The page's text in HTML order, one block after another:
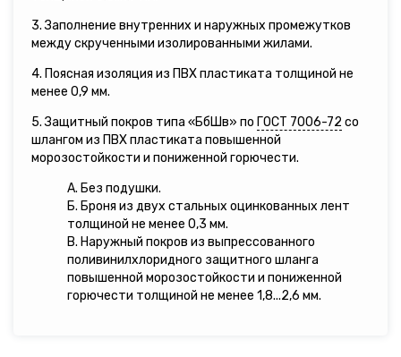
3. Заполнение внутренних и наружных промежутков
между скрученными изолированными жилами.
4. Поясная изоляция из ПВХ пластиката толщиной не
менее 0,9 мм.
5. Защитный покров типа «БбШв» по ГОСТ 7006-72 со
шлангом из ПВХ пластиката повышенной
морозостойкости и пониженной горючести.
А. Без подушки.
Б. Броня из двух стальных оцинкованных лент
толщиной не менее 0,3 мм.
В. Наружный покров из выпрессованного
поливинилхлоридного защитного шланга
повышенной морозостойкости и пониженной
горючести толщиной не менее 1,8...2,6 мм.